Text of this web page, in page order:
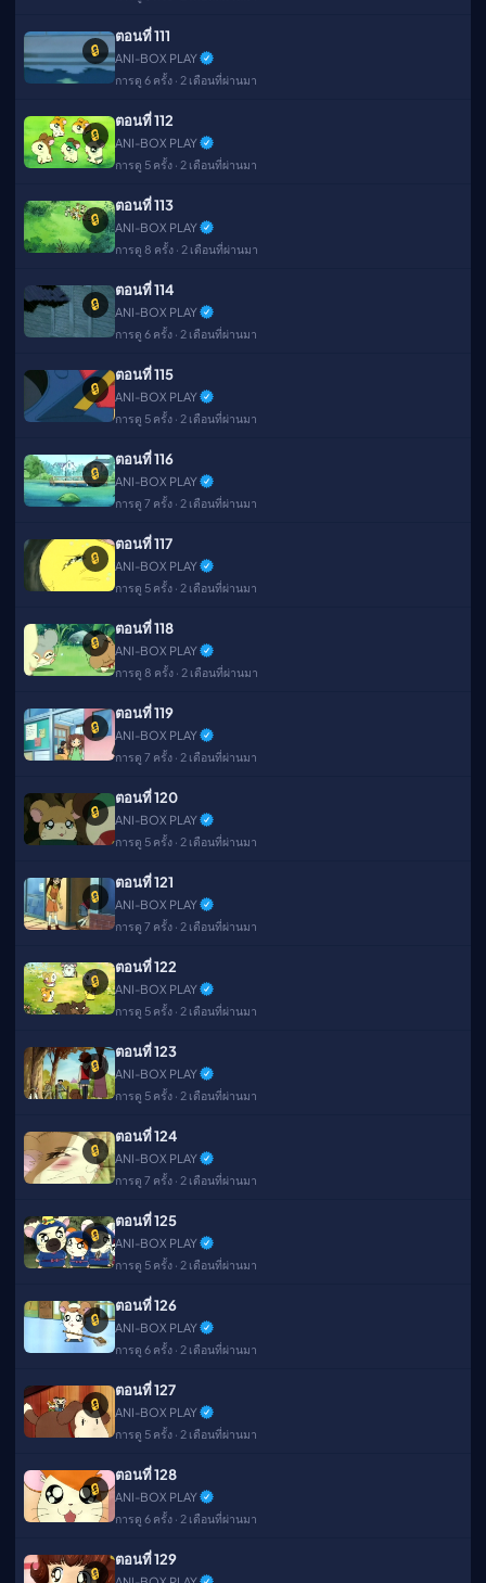
🔒
ตอนที่ 111
ANI-BOX PLAY
การดู 6 ครั้ง · 2 เดือนที่ผ่านมา
🔒
ตอนที่ 112
ANI-BOX PLAY
การดู 5 ครั้ง · 2 เดือนที่ผ่านมา
🔒
ตอนที่ 113
ANI-BOX PLAY
การดู 8 ครั้ง · 2 เดือนที่ผ่านมา
🔒
ตอนที่ 114
ANI-BOX PLAY
การดู 6 ครั้ง · 2 เดือนที่ผ่านมา
🔒
ตอนที่ 115
ANI-BOX PLAY
การดู 5 ครั้ง · 2 เดือนที่ผ่านมา
🔒
ตอนที่ 116
ANI-BOX PLAY
การดู 7 ครั้ง · 2 เดือนที่ผ่านมา
🔒
ตอนที่ 117
ANI-BOX PLAY
การดู 5 ครั้ง · 2 เดือนที่ผ่านมา
🔒
ตอนที่ 118
ANI-BOX PLAY
การดู 8 ครั้ง · 2 เดือนที่ผ่านมา
🔒
ตอนที่ 119
ANI-BOX PLAY
การดู 7 ครั้ง · 2 เดือนที่ผ่านมา
🔒
ตอนที่ 120
ANI-BOX PLAY
การดู 5 ครั้ง · 2 เดือนที่ผ่านมา
🔒
ตอนที่ 121
ANI-BOX PLAY
การดู 7 ครั้ง · 2 เดือนที่ผ่านมา
🔒
ตอนที่ 122
ANI-BOX PLAY
การดู 5 ครั้ง · 2 เดือนที่ผ่านมา
🔒
ตอนที่ 123
ANI-BOX PLAY
การดู 5 ครั้ง · 2 เดือนที่ผ่านมา
🔒
ตอนที่ 124
ANI-BOX PLAY
การดู 7 ครั้ง · 2 เดือนที่ผ่านมา
🔒
ตอนที่ 125
ANI-BOX PLAY
การดู 5 ครั้ง · 2 เดือนที่ผ่านมา
🔒
ตอนที่ 126
ANI-BOX PLAY
การดู 6 ครั้ง · 2 เดือนที่ผ่านมา
🔒
ตอนที่ 127
ANI-BOX PLAY
การดู 5 ครั้ง · 2 เดือนที่ผ่านมา
🔒
ตอนที่ 128
ANI-BOX PLAY
การดู 6 ครั้ง · 2 เดือนที่ผ่านมา
🔒
ตอนที่ 129